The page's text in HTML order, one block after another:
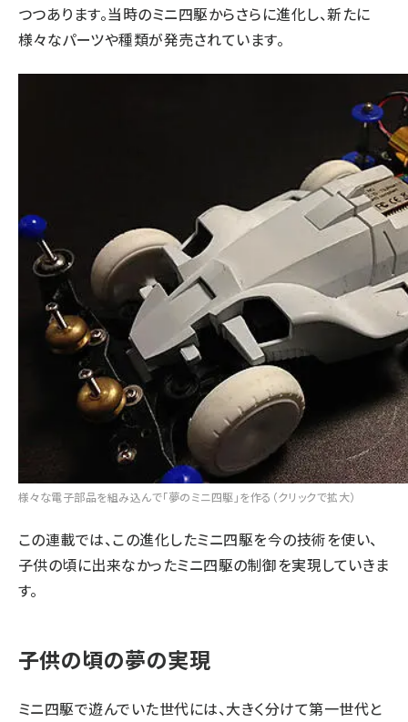
つつあります。当時のミニ四駆からさらに進化し、新たに
様々なパーツや種類が発売されています。
様々な電子部品を組み込んで「夢のミニ四駆」を作る（クリックで拡大）
この連載では、この進化したミニ四駆を今の技術を使い、
子供の頃に出来なかったミニ四駆の制御を実現していきま
す。
子供の頃の夢の実現
ミニ四駆で遊んでいた世代には、大きく分けて第一世代と